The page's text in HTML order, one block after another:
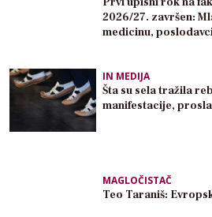
2026/27. završen:
medicinu,
IN MEDIJA
Šta su sela tražila
manifestacije,
MAGLOČISTAČ
Teo Taraniš: